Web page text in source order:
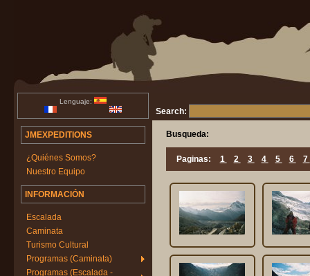
Lenguaje:
JMEXPEDITIONS
¿Quiénes Somos?
Nuestro Equipo
INFORMACIÓN
Escalada
Caminata
Turismo Cultural
Programas (Caminata)
Programas (Escalada -
Search:
Busqueda:
Paginas: 1 2 3 4 5 6 7